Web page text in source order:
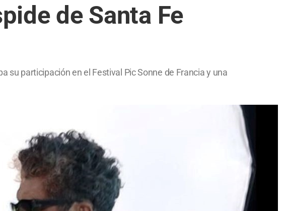
de Santa Fe
su participación en el Festival Pic Sonne de Francia y una